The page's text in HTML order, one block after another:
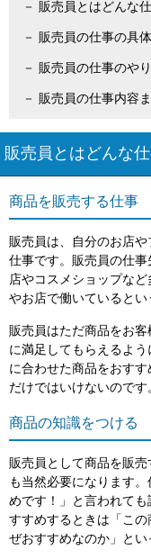
販売員とはどんな
販売員の仕事の具
販売員の仕事のや
販売員の仕事内容
販売員とはどんな仕
商品を販売する仕事
販売員は、自分のお店
仕事です。販売員の仕
店やコスメショップな
やお店で働いているとい
販売員はただ商品をお
に満足してもらえるよ
に合わせた商品をおす
だけではいけないのです
商品の知識をつける
販売員として商品を販
も当然必要になります
めです！」と言われて
すすめするときは「こ
ぜおすすめなのか」とい